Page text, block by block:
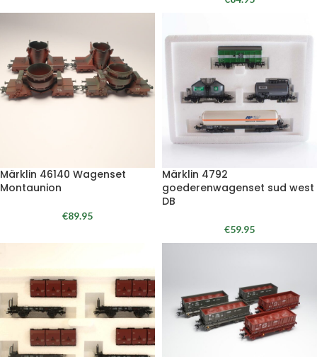
Märklin 46140 Wagenset
Montaunion
€89.95
Märklin 4792
goederenwagenset sud west
DB
€59.95